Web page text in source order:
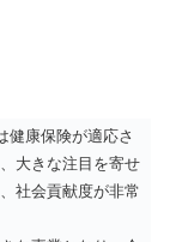
健康保険が適応さ
大きな注目を寄せ
社会貢献度が非常